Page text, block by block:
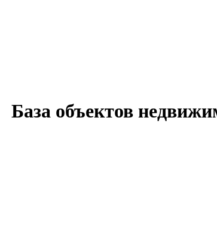
База объектов